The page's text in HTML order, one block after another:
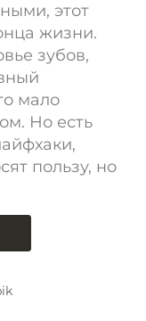
этот
жизни.
зубов,
мало
Но есть
пользу, но